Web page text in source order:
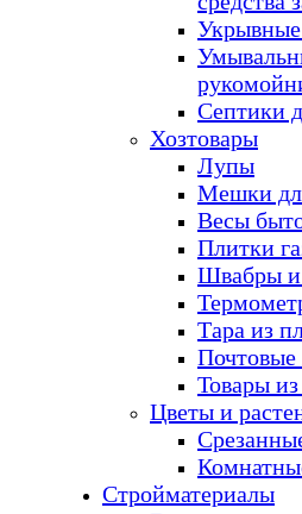
Септики
Хозтовары
Лупы
Мешки
Весы
Плитки
Швабры и
Тара из
Товары
Цветы и
Стройматериалы